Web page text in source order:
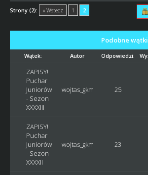
Strony (2): « Wstecz 1 2
Podobne
Wątek: Autor Odpowiedzi:
ZAPISY!
Puchar
Juniorów
- Sezon
XXXXIII
wojtas_gkm 25
ZAPISY!
Puchar
Juniorów
- Sezon
XXXXII
wojtas_gkm 23